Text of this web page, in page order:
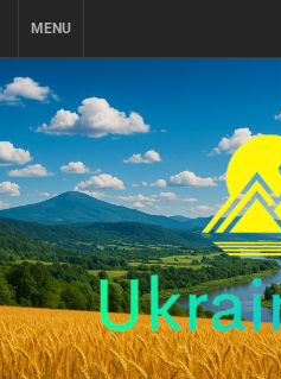
MENU
ПОДОРОЖI ПО УКРАЇНІ